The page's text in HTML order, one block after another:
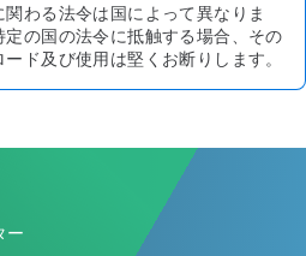
わる法令は国によって異なりま
の国の法令に抵触する場合、その
ド及び使用は堅くお断りします。
ー